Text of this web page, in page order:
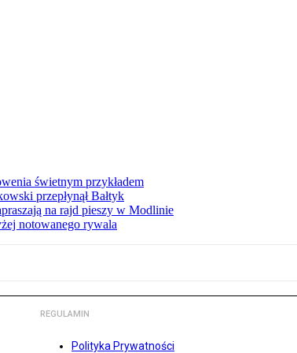
świetnym przykładem
przepłynął Bałtyk
na rajd pieszy w Modlinie
notowanego rywala
REGULAMIN
Polityka Prywatności